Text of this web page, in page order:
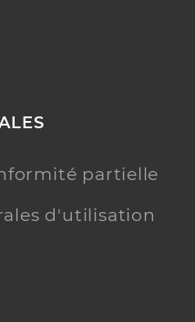
partielle
d'utilisation